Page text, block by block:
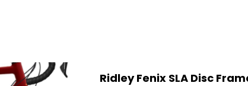
Ridley Fenix SLA Disc